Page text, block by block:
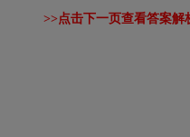
>>点击下一页查看答案解